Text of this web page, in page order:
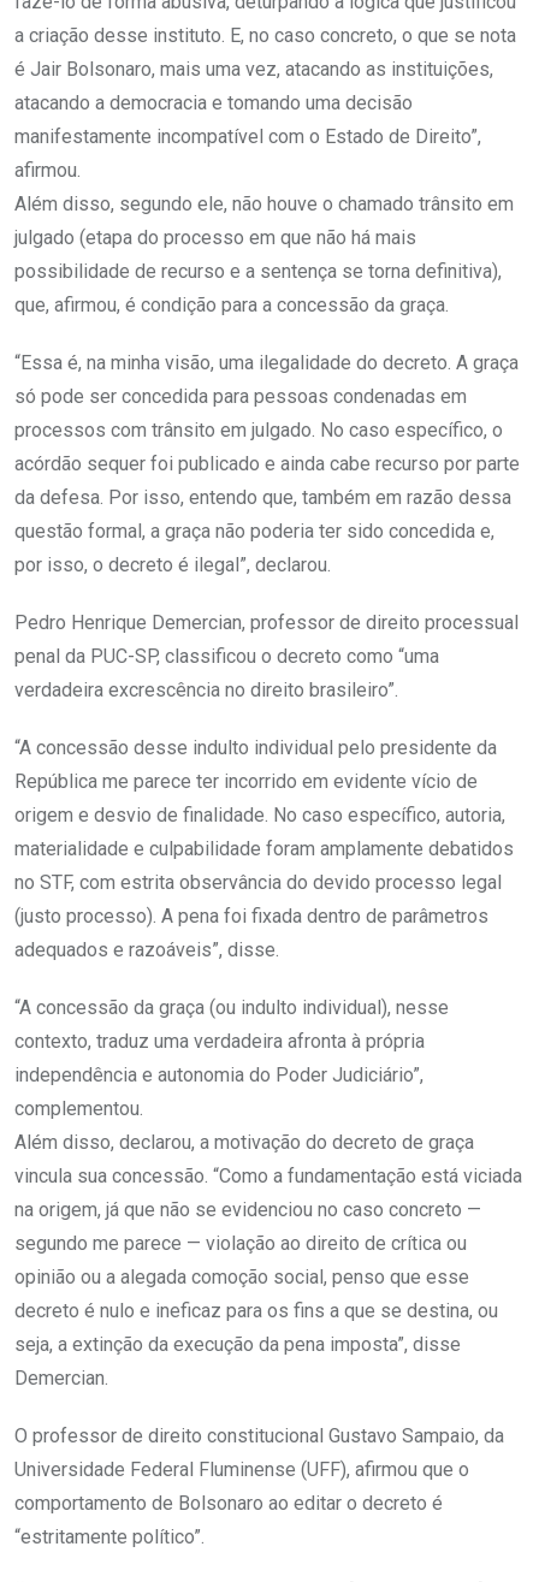
a criação desse instituto. E, no caso concreto, o que se nota
é Jair Bolsonaro, mais uma vez, atacando as instituições,
atacando a democracia e tomando uma decisão
manifestamente incompatível com o Estado de Direito”,
afirmou.
Além disso, segundo ele, não houve o chamado trânsito em
julgado (etapa do processo em que não há mais
possibilidade de recurso e a sentença se torna definitiva),
que, afirmou, é condição para a concessão da graça.
“Essa é, na minha visão, uma ilegalidade do decreto. A graça
só pode ser concedida para pessoas condenadas em
processos com trânsito em julgado. No caso específico, o
acórdão sequer foi publicado e ainda cabe recurso por parte
da defesa. Por isso, entendo que, também em razão dessa
questão formal, a graça não poderia ter sido concedida e,
por isso, o decreto é ilegal”, declarou.
Pedro Henrique Demercian, professor de direito processual
penal da PUC-SP, classificou o decreto como “uma
verdadeira excrescência no direito brasileiro”.
“A concessão desse indulto individual pelo presidente da
República me parece ter incorrido em evidente vício de
origem e desvio de finalidade. No caso específico, autoria,
materialidade e culpabilidade foram amplamente debatidos
no STF, com estrita observância do devido processo legal
(justo processo). A pena foi fixada dentro de parâmetros
adequados e razoáveis”, disse.
“A concessão da graça (ou indulto individual), nesse
contexto, traduz uma verdadeira afronta à própria
independência e autonomia do Poder Judiciário”,
complementou.
Além disso, declarou, a motivação do decreto de graça
vincula sua concessão. “Como a fundamentação está viciada
na origem, já que não se evidenciou no caso concreto —
segundo me parece — violação ao direito de crítica ou
opinião ou a alegada comoção social, penso que esse
decreto é nulo e ineficaz para os fins a que se destina, ou
seja, a extinção da execução da pena imposta”, disse
Demercian.
O professor de direito constitucional Gustavo Sampaio, da
Universidade Federal Fluminense (UFF), afirmou que o
comportamento de Bolsonaro ao editar o decreto é
“estritamente político”.